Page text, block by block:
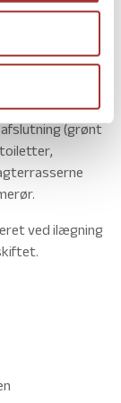
ca.
tagrender
4 stk.
i
(grønt
ved ilægning